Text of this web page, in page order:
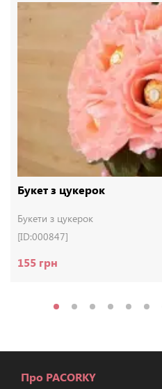
Букет з цукерок
Букети з цукерок
[ID:000847]
155 грн
Про PACORKY